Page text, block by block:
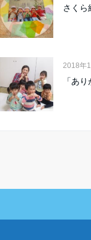
さく
2018年
「あり